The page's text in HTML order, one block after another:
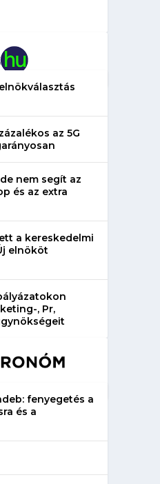
az 5G
nem segít az
és az extra
a kereskedelmi
elnököt
, Pr,
fenyegetés a
és a